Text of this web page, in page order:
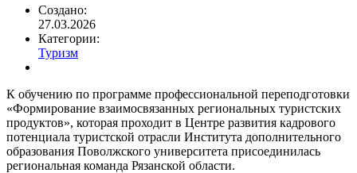
Создано:
27.03.2026
Категории:
Туризм
К обучению по программе профессиональной переподготовки
«Формирование взаимосвязанных региональных туристских
продуктов», которая проходит в Центре развития кадрового
потенциала туристской отрасли Института дополнительного
образования Поволжского университета присоединилась
региональная команда Рязанской области.